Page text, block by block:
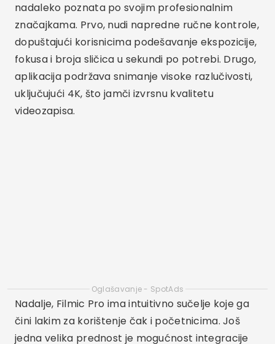
nadaleko poznata po svojim profesionalnim
značajkama. Prvo, nudi napredne ručne kontrole,
dopuštajući korisnicima podešavanje ekspozicije,
fokusa i broja sličica u sekundi po potrebi. Drugo,
aplikacija podržava snimanje visoke razlučivosti,
uključujući 4K, što jamči izvrsnu kvalitetu
videozapisa.
Adobe Premiere Rush
Adobe Premiere Rush je aplikacija koja kombinira